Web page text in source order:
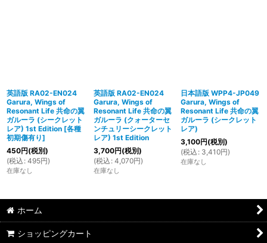
英語版 RA02-EN024
Garura, Wings of
Resonant Life 共命の翼
ガルーラ (シークレット
レア) 1st Edition [各種
初期傷有り]
450円(税別)
(税込 : 495円)
在庫なし
英語版 RA02-EN024
Garura, Wings of
Resonant Life 共命の翼
ガルーラ (クォーターセ
ンチュリーシークレット
レア) 1st Edition
3,700円(税別)
(税込 : 4,070円)
在庫なし
日本語版 WPP4-JP049
Garura, Wings of
Resonant Life 共命の翼
ガルーラ (シークレット
レア)
3,100円(税別)
(税込 : 3,410円)
在庫なし
ホーム
ショッピングカート